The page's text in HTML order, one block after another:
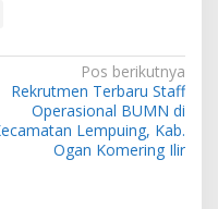
Pos berikutnya
Rekrutmen Terbaru Staff
Operasional BUMN di
Lempuing, Kab.
Ogan Komering Ilir